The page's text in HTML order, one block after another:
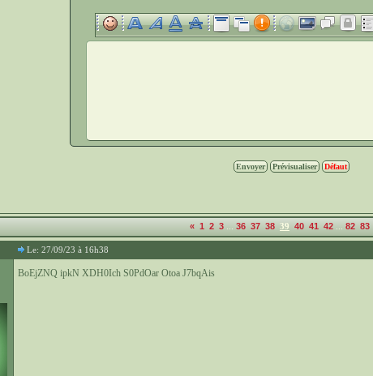
« 1 2 3 ... 36 37 38 39 40 41 42 ... 82 83
Le: 27/09/23 à 16h38
BoEjZNQ ipkN XDH0Ich S0PdOar Otoa J7bqAis